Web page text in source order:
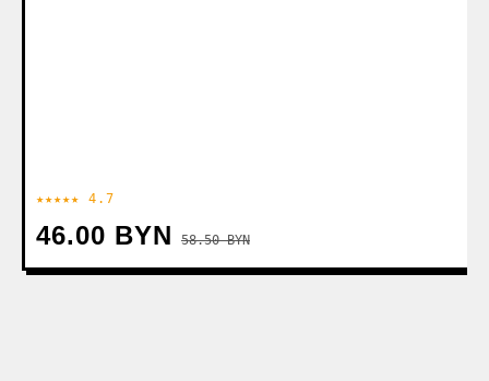
★★★★★ 4.7
46.00 BYN 58.50 BYN